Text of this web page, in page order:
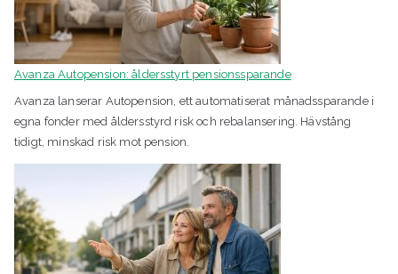
Avanza Autopension: åldersstyrt pensionssparande
Avanza lanserar Autopension, ett automatiserat månadssparande i
egna fonder med åldersstyrd risk och rebalansering. Hävstång
tidigt, minskad risk mot pension.